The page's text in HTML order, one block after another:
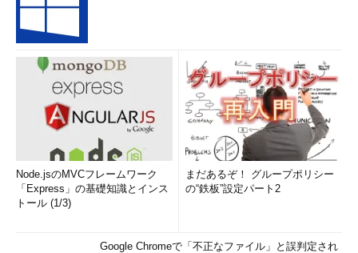
Node.jsのMVCフレームワーク
「Express」の基礎知識とインス
トール (1/3)
まだあるぞ！ グループポリシー
の“鉄板”設定パート2
Google Chromeで「不正なファイル」と誤判定され